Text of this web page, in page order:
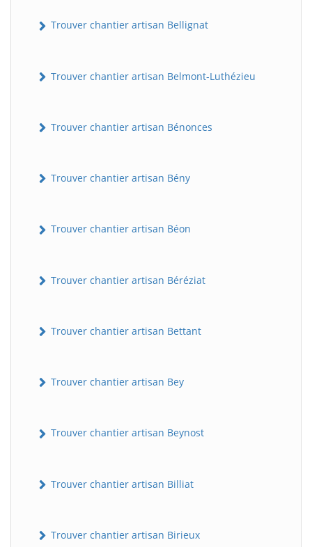
Trouver chantier artisan Bellignat
Trouver chantier artisan Belmont-Luthézieu
Trouver chantier artisan Bénonces
Trouver chantier artisan Bény
Trouver chantier artisan Béon
Trouver chantier artisan Béréziat
Trouver chantier artisan Bettant
Trouver chantier artisan Bey
Trouver chantier artisan Beynost
Trouver chantier artisan Billiat
Trouver chantier artisan Birieux